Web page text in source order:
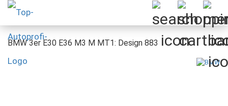
BMW 3er E30 E36 M3 M MT1: Design 883